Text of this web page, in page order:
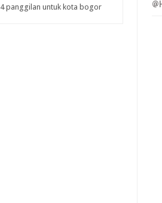
4 panggilan untuk kota bogor